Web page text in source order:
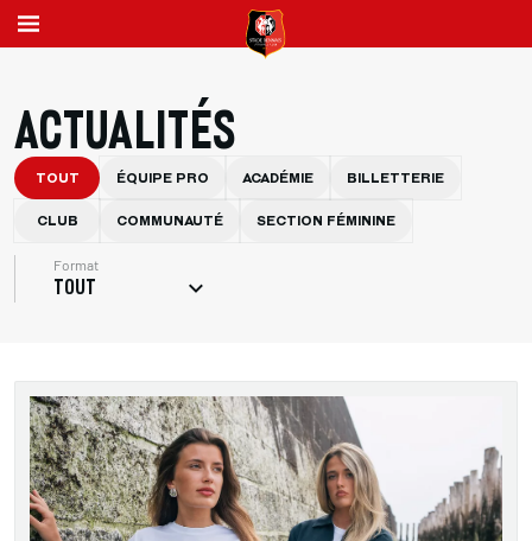
ACTUALITÉS
TOUT ÉQUIPE PRO ACADÉMIE BILLETTERIE
CLUB COMMUNAUTÉ SECTION FÉMININE
Format
TOUT